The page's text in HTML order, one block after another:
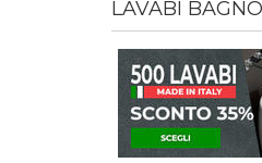
LAVABI BAGNO